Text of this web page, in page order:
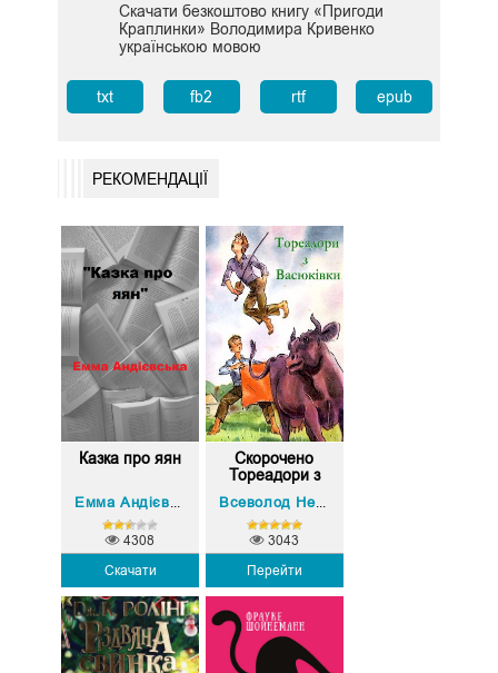
Скачати безкоштово книгу «Пригоди
Краплинки» Володимира Кривенко
українською мовою
txt fb2 rtf epub
РЕКОМЕНДАЦІЇ
Казка про яян
Емма Андієвська
Скачати
4308
Скорочено
Тореадори з
Всеволод Нестайко
Перейти
3043